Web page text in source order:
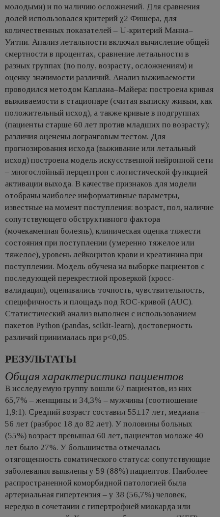
молодыми) и по наличию осложнений. Для сравнения
долей использовался критерий χ2 Фишера, для
количественных показателей – U-критерий Манна–
Уитни. Анализ летальности включал вычисление общей
смертности в процентах, сравнение летальности в
разных группах (по полу, возрасту, осложнениям) и
оценку значимости различий. Анализ выживаемости
проводился методом Каплана–Майера: построена кривая
выживаемости в стационаре (считая выписку живым, как
положительный исход), а также кривые в подгруппах
(пациенты старше 60 лет против младших по возрасту);
различия оценены логранговым тестом. Для
прогнозирования исхода (выживание или летальный
исход) построена модель искусственной нейронной сети
– многослойный перцептрон с логистической функцией
активации выхода. В качестве признаков для модели
отобраны наиболее информативные параметры,
известные на момент поступления: возраст, пол, наличие
сопутствующего обструктивного фактора
(мочекаменная болезнь), клиническая оценка тяжести
состояния при поступлении (умеренно тяжелое или
тяжелое), уровень лейкоцитов крови и креатинина при
поступлении. Модель обучена на выборке пациентов с
последующей перекрестной проверкой (кросс-
валидация), оценивались точность, чувствительность,
специфичность и площадь под ROC-кривой (AUC).
Статистический анализ выполнен с использованием
пакетов Python (pandas, scikit-learn), достоверность
различий принималась при p<0,05.
РЕЗУЛЬТАТЫ
Общая характеристика пациентов
В исследуемую группу вошли 67 пациентов, из них
65,7% – женщины и 34,3% – мужчины (соотношение
1,9:1). Средний возраст составил 55±17 лет, медиана –
56 лет (разброс 18 до 82 лет). У половины больных
(55%) возраст превышал 60 лет, пациентов моложе 40
лет было 27%. У большинства отмечалась
отягощенность соматического статуса: сопутствующие
заболевания выявлены у 59 (88%) пациентов. Наиболее
распространенной коморбидной патологией была
артериальная гипертензия – у 38 (56,7%) человек,
нередко в сочетании с гипертрофией миокарда или